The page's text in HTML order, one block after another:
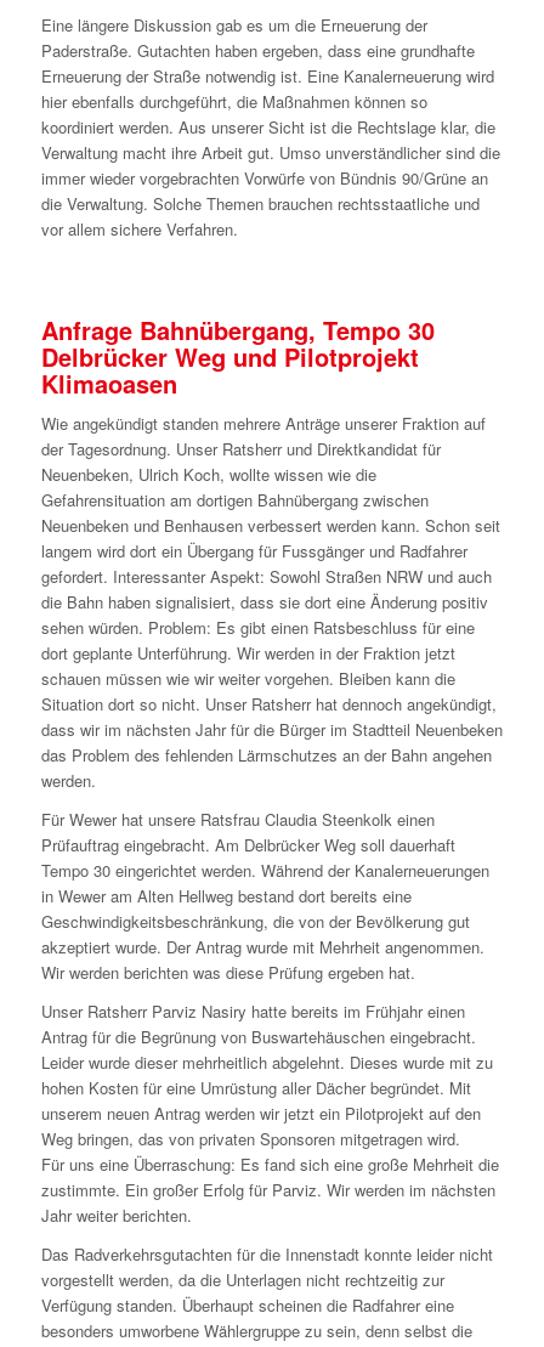
Eine längere Diskussion gab es um die Erneuerung der
Paderstraße. Gutachten haben ergeben, dass eine grundhafte
Erneuerung der Straße notwendig ist. Eine Kanalerneuerung wird
hier ebenfalls durchgeführt, die Maßnahmen können so
koordiniert werden. Aus unserer Sicht ist die Rechtslage klar, die
Verwaltung macht ihre Arbeit gut. Umso unverständlicher sind die
immer wieder vorgebrachten Vorwürfe von Bündnis 90/Grüne an
die Verwaltung. Solche Themen brauchen rechtsstaatliche und
vor allem sichere Verfahren.
Anfrage Bahnübergang, Tempo 30
Delbrücker Weg und Pilotprojekt
Klimaoasen
Wie angekündigt standen mehrere Anträge unserer Fraktion auf
der Tagesordnung. Unser Ratsherr und Direktkandidat für
Neuenbeken, Ulrich Koch, wollte wissen wie die
Gefahrensituation am dortigen Bahnübergang zwischen
Neuenbeken und Benhausen verbessert werden kann. Schon seit
langem wird dort ein Übergang für Fussgänger und Radfahrer
gefordert. Interessanter Aspekt: Sowohl Straßen NRW und auch
die Bahn haben signalisiert, dass sie dort eine Änderung positiv
sehen würden. Problem: Es gibt einen Ratsbeschluss für eine
dort geplante Unterführung. Wir werden in der Fraktion jetzt
schauen müssen wie wir weiter vorgehen. Bleiben kann die
Situation dort so nicht. Unser Ratsherr hat dennoch angekündigt,
dass wir im nächsten Jahr für die Bürger im Stadtteil Neuenbeken
das Problem des fehlenden Lärmschutzes an der Bahn angehen
werden.
Für Wewer hat unsere Ratsfrau Claudia Steenkolk einen
Prüfauftrag eingebracht. Am Delbrücker Weg soll dauerhaft
Tempo 30 eingerichtet werden. Während der Kanalerneuerungen
in Wewer am Alten Hellweg bestand dort bereits eine
Geschwindigkeitsbeschränkung, die von der Bevölkerung gut
akzeptiert wurde. Der Antrag wurde mit Mehrheit angenommen.
Wir werden berichten was diese Prüfung ergeben hat.
Unser Ratsherr Parviz Nasiry hatte bereits im Frühjahr einen
Antrag für die Begrünung von Buswartehäuschen eingebracht.
Leider wurde dieser mehrheitlich abgelehnt. Dieses wurde mit zu
hohen Kosten für eine Umrüstung aller Dächer begründet. Mit
unserem neuen Antrag werden wir jetzt ein Pilotprojekt auf den
Weg bringen, das von privaten Sponsoren mitgetragen wird.
Für uns eine Überraschung: Es fand sich eine große Mehrheit die
zustimmte. Ein großer Erfolg für Parviz. Wir werden im nächsten
Jahr weiter berichten.
Das Radverkehrsgutachten für die Innenstadt konnte leider nicht
vorgestellt werden, da die Unterlagen nicht rechtzeitig zur
Verfügung standen. Überhaupt scheinen die Radfahrer eine
besonders umworbene Wählergruppe zu sein, denn selbst die